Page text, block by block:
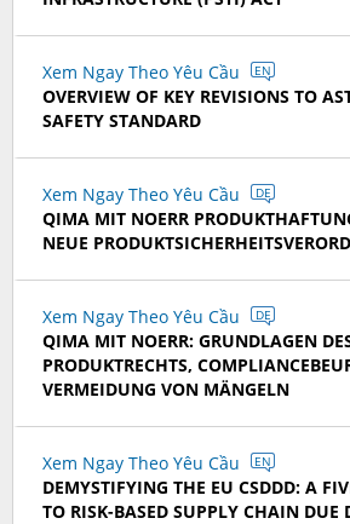
Xem Ngay Theo Yêu Cầu EN
OVERVIEW OF KEY REVISIONS TO
SAFETY STANDARD
Xem Ngay Theo Yêu Cầu DE
QIMA MIT NOERR
NEUE
Xem Ngay Theo Yêu Cầu DE
QIMA MIT NOERR: GRUNDLAGEN
PRODUKTRECHTS,
VERMEIDUNG VON MÄNGELN
Xem Ngay Theo Yêu Cầu EN
DEMYSTIFYING THE EU CSDDD: A
TO RISK-BASED SUPPLY CHAIN DUE